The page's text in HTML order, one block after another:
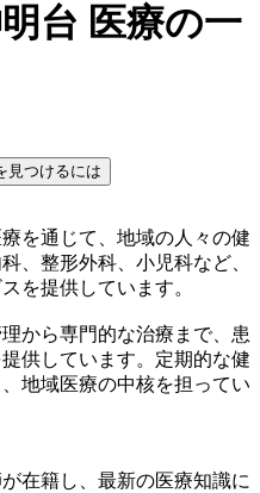
台 医療の一
見つけるには
を通じて、地域の人々の健
、整形外科、小児科など、
を提供しています。
から専門的な治療まで、患
供しています。定期的な健
地域医療の中核を担ってい
在籍し、最新の医療知識に